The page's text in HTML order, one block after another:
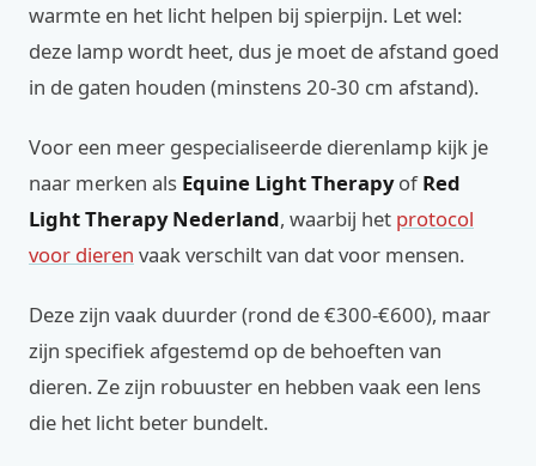
warmte en het licht helpen bij spierpijn. Let wel:
deze lamp wordt heet, dus je moet de afstand goed
in de gaten houden (minstens 20-30 cm afstand).
Voor een meer gespecialiseerde dierenlamp kijk je
naar merken als Equine Light TherapyofRed
Light Therapy Nederland, waarbij het protocol
voor dieren vaak verschilt van dat voor mensen.
Deze zijn vaak duurder (rond de €300-€600), maar
zijn specifiek afgestemd op de behoeften van
dieren. Ze zijn robuuster en hebben vaak een lens
die het licht beter bundelt.